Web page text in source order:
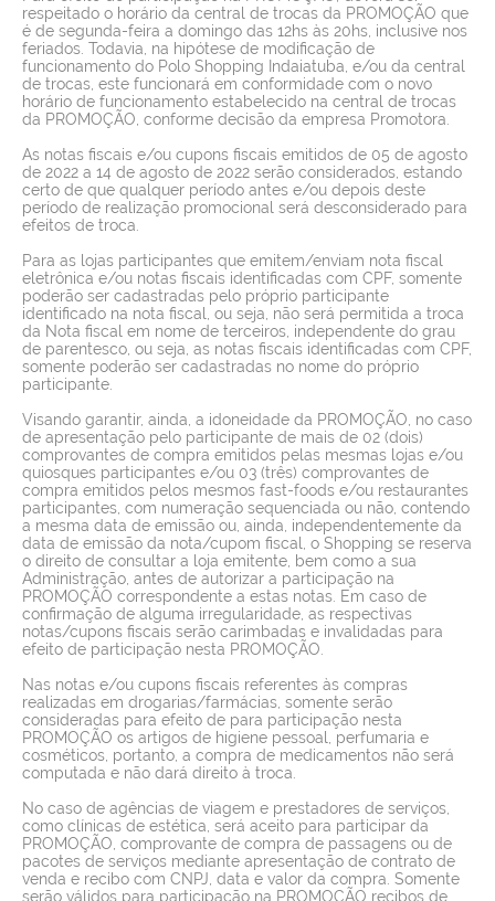
respeitado o horário da central de trocas da PROMOÇÃO que
é de segunda-feira a domingo das 12hs às 20hs, inclusive nos
feriados. Todavia, na hipótese de modificação de
funcionamento do Polo Shopping Indaiatuba, e/ou da central
de trocas, este funcionará em conformidade com o novo
horário de funcionamento estabelecido na central de trocas
da PROMOÇÃO, conforme decisão da empresa Promotora.
As notas fiscais e/ou cupons fiscais emitidos de 05 de agosto
de 2022 a 14 de agosto de 2022 serão considerados, estando
certo de que qualquer período antes e/ou depois deste
período de realização promocional será desconsiderado para
efeitos de troca.
Para as lojas participantes que emitem/enviam nota fiscal
eletrônica e/ou notas fiscais identificadas com CPF, somente
poderão ser cadastradas pelo próprio participante
identificado na nota fiscal, ou seja, não será permitida a troca
da Nota fiscal em nome de terceiros, independente do grau
de parentesco, ou seja, as notas fiscais identificadas com CPF,
somente poderão ser cadastradas no nome do próprio
participante.
Visando garantir, ainda, a idoneidade da PROMOÇÃO, no caso
de apresentação pelo participante de mais de 02 (dois)
comprovantes de compra emitidos pelas mesmas lojas e/ou
quiosques participantes e/ou 03 (três) comprovantes de
compra emitidos pelos mesmos fast-foods e/ou restaurantes
participantes, com numeração sequenciada ou não, contendo
a mesma data de emissão ou, ainda, independentemente da
data de emissão da nota/cupom fiscal, o Shopping se reserva
o direito de consultar a loja emitente, bem como a sua
Administração, antes de autorizar a participação na
PROMOÇÃO correspondente a estas notas. Em caso de
confirmação de alguma irregularidade, as respectivas
notas/cupons fiscais serão carimbadas e invalidadas para
efeito de participação nesta PROMOÇÃO.
Nas notas e/ou cupons fiscais referentes às compras
realizadas em drogarias/farmácias, somente serão
consideradas para efeito de para participação nesta
PROMOÇÃO os artigos de higiene pessoal, perfumaria e
cosméticos, portanto, a compra de medicamentos não será
computada e não dará direito à troca.
No caso de agências de viagem e prestadores de serviços,
como clínicas de estética, será aceito para participar da
PROMOÇÃO, comprovante de compra de passagens ou de
pacotes de serviços mediante apresentação de contrato de
venda e recibo com CNPJ, data e valor da compra. Somente
serão válidos para participação na PROMOÇÃO recibos de